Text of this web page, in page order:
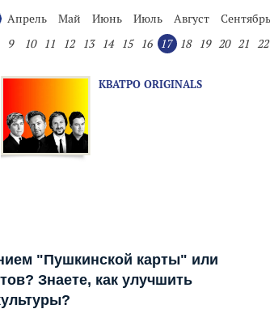
Апрель Май Июнь Июль Август Сентябрь
9 10 11 12 13 14 15 16 17 18 19 20 21 22
КВАТРО ORIGINALS
"Пушкинской карты" или
Знаете, как улучшить